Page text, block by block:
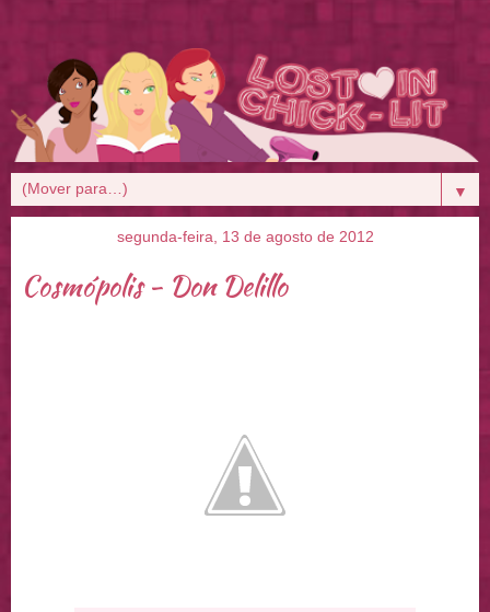
▼
segunda-feira, 13 de agosto de 2012
Cosmópolis - Don Delillo